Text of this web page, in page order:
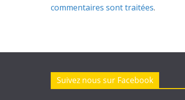
commentaires sont traitées.
Suivez nous sur Facebook